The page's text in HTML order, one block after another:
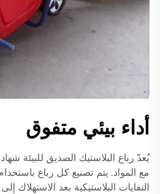
أداء بيئي متفوق
يُعدّ رباع البلاستيك الصديق للبيئة
مع المواد. يتم تصنيع كل رباع
النفايات البلاستيكية بعد الاستهلاك